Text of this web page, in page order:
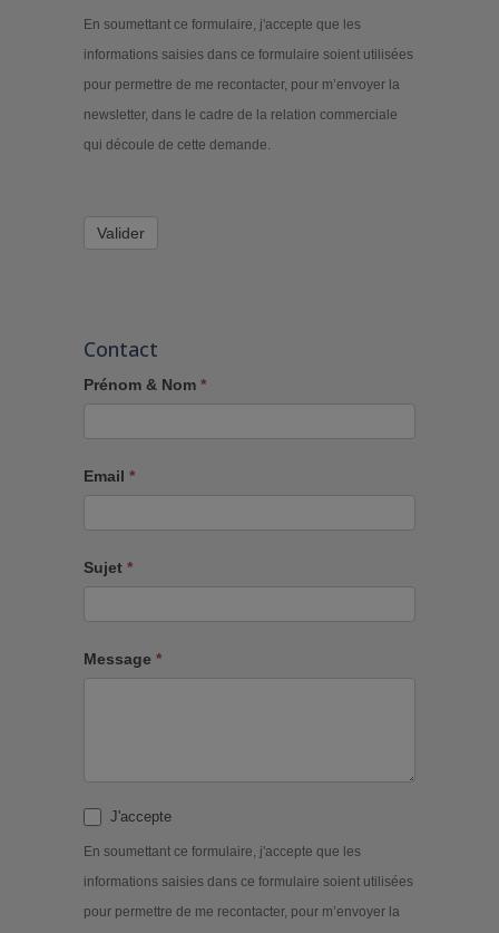
En soumettant ce formulaire, j'accepte que les
informations saisies dans ce formulaire soient utilisées
pour permettre de me recontacter, pour m’envoyer la
newsletter, dans le cadre de la relation commerciale
qui découle de cette demande.
Valider
Contact
Prénom & Nom *
Email *
Sujet *
Message *
J'accepte
En soumettant ce formulaire, j'accepte que les
informations saisies dans ce formulaire soient utilisées
pour permettre de me recontacter, pour m’envoyer la